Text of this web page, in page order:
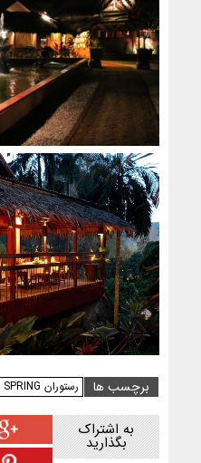
برچسب ها رستوران TAMARIND SPRING
به اشتراک
بگذارید